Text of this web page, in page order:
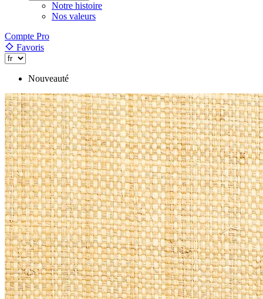
Notre histoire
Nos valeurs
Compte Pro
Favoris
Nouveauté